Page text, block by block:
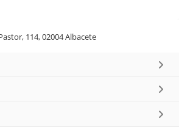
114, 02004 Albacete